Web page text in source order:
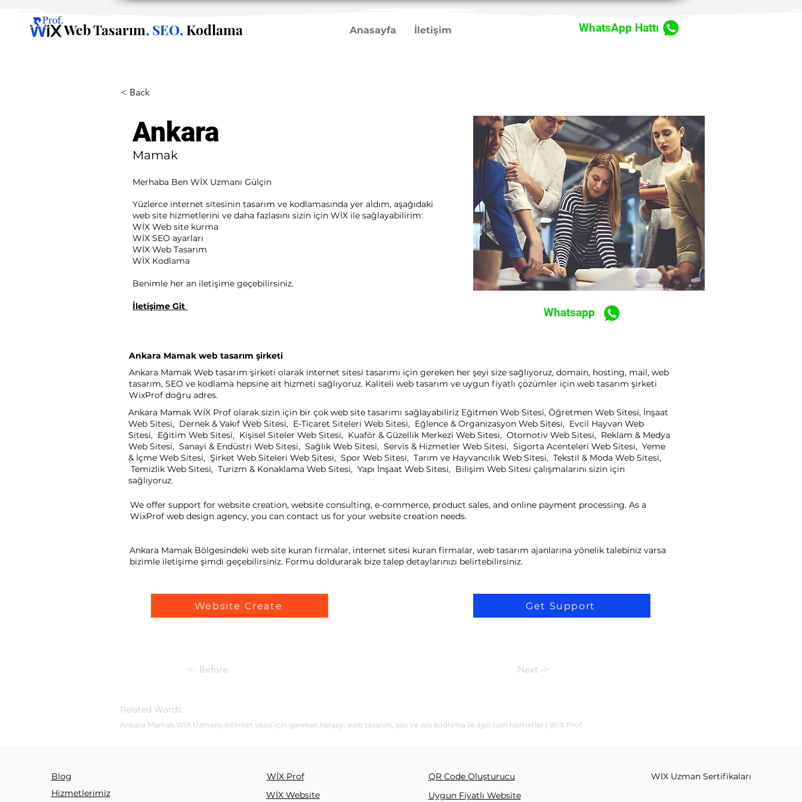
Web Tasarım, SEO,Kodlama Anasayfa İletişim WhatsApp Hattı
< Back
Ankara
Mamak
Merhaba Ben WİX Uzmanı Gülçin
Yüzlerce internet sitesinin tasarım ve kodlamasında yer aldım, aşağıdaki
web site hizmetlerini ve daha fazlasını sizin için WİX ile sağlayabilirim:​ ​
WİX Web site kurma
WİX SEO ayarları
WİX Web Tasarım
WİX Kodlama ​
Benimle her an iletişime geçebilirsiniz.
İletişime Git Whatsapp
Ankara Mamak web tasarım şirketi
Ankara Mamak Web tasarım şirketi olarak internet sitesi tasarımı için gereken her şeyi size sağlıyoruz, domain, hosting, mail, web
tasarım, SEO ve kodlama hepsine ait hizmeti sağlıyoruz. Kaliteli web tasarım ve uygun fiyatlı çözümler için web tasarım şirketi
WixProf doğru adres.
Ankara Mamak WİX Prof olarak sizin için bir çok web site tasarımı sağlayabiliriz Eğitmen Web Sitesi, Öğretmen Web Sitesi, İnşaat
Web Sitesi, Dernek & Vakıf Web Sitesi, E-Ticaret Siteleri Web Sitesi, Eğlence & Organizasyon Web Sitesi, Evcil Hayvan Web
Sitesi, Eğitim Web Sitesi, Kişisel Siteler Web Sitesi, Kuaför & Güzellik Merkezi Web Sitesi, Otomotiv Web Sitesi, Reklam & Medya
Web Sitesi, Sanayi & Endüstri Web Sitesi, Sağlık Web Sitesi, Servis & Hizmetler Web Sitesi, Sigorta Acenteleri Web Sitesi, Yeme
& İçme Web Sitesi, Şirket Web Siteleri Web Sitesi, Spor Web Sitesi, Tarım ve Hayvancılık Web Sitesi, Tekstil & Moda Web Sitesi,
Temizlik Web Sitesi, Turizm & Konaklama Web Sitesi, Yapı İnşaat Web Sitesi, Bilişim Web Sitesi çalışmalarını sizin için
sağlıyoruz.
We offer support for website creation, website consulting, e-commerce, product sales, and online payment processing. As a
WixProf web design agency, you can contact us for your website creation needs.
Ankara Mamak Bölgesindeki web site kuran firmalar, internet sitesi kuran firmalar, web tasarım ajanlarına yönelik talebiniz varsa
bizimle iletişime şimdi geçebilirsiniz. Formu doldurarak bize talep detaylarınızı belirtebilirsiniz.
Website Create Get Support
<- Before Next ->
Related Words:
Ankara Mamak WİX Uzmanı; internet sitesi için gereken herşey; web tasarım, seo ve wix kodlama ile ilgili tüm hizmetler | WİX Prof
Blog
Hizmetlerimiz
WİX Prof
WİX Website
QR Code Oluşturucu
Uygun Fiyatlı Website
WIX Uzman Sertifikaları